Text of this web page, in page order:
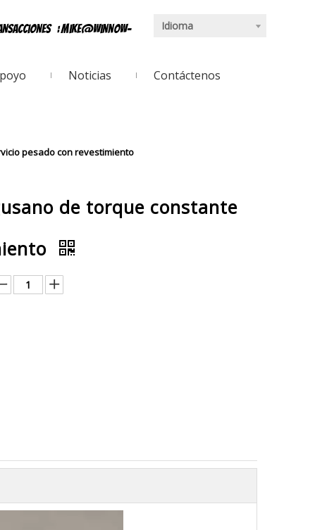
:mike@winnow-
Idioma
Noticias Contáctenos
pesado con revestimiento
de torque constante